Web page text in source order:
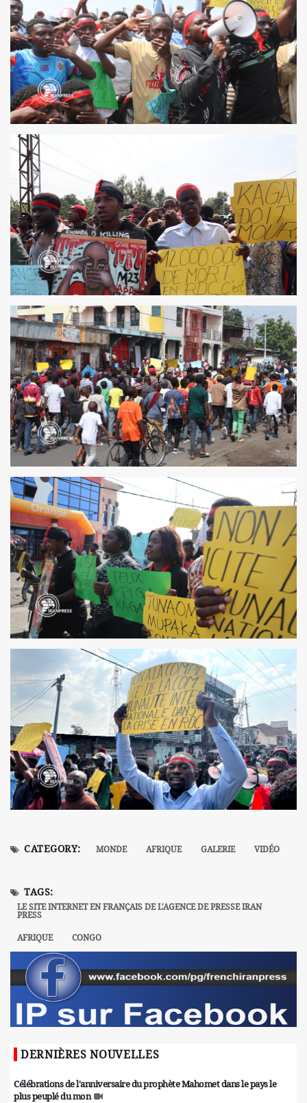
CATEGORY: MONDE AFRIQUE GALERIE VIDÉO
TAGS:
LE SITE INTERNET EN FRANÇAIS DE L'AGENCE DE PRESSE IRAN
PRESS
AFRIQUE
CONGO
DERNIÈRES NOUVELLES
Célébrations de l'anniversaire du prophète Mahomet dans le pays le
plus peuplé du mon